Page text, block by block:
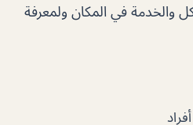
والخدمة في المكان ولمعرفة